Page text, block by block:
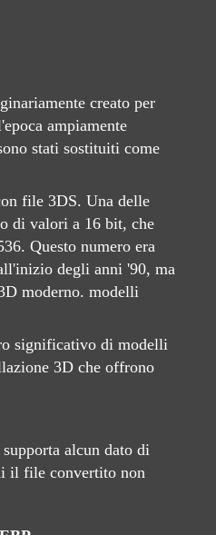
creato per
ampiamente
stati sostituiti come
file 3DS. Una delle
di valori a 16 bit, che
Questo numero era
degli anni '90, ma
moderno. modelli
significativo di modelli
3D che offrono
alcun dato di
il file convertito non